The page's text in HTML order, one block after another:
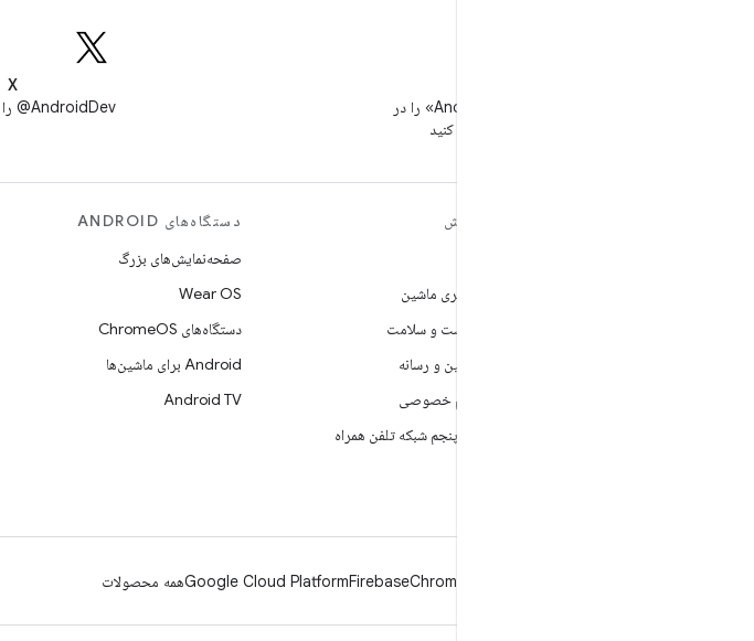
«توسعه‌دهندگان Android» را در
X
AndroidDev@ را در X دنبال کنید
کاوش
یادگیری ماشین
بهداشت و سلامت
دوربین و رسانه
حریم خصوصی
نسل پنجم شبکه تلفن همراه
دستگاه‌های ANDROID
صفحه‌نمایش‌های بزرگ
Wear OS
دستگاه‌های ChromeOS
Android برای ماشین‌ها
Android TV
Chrome
Firebase
Google Cloud Platformهمه محصولات